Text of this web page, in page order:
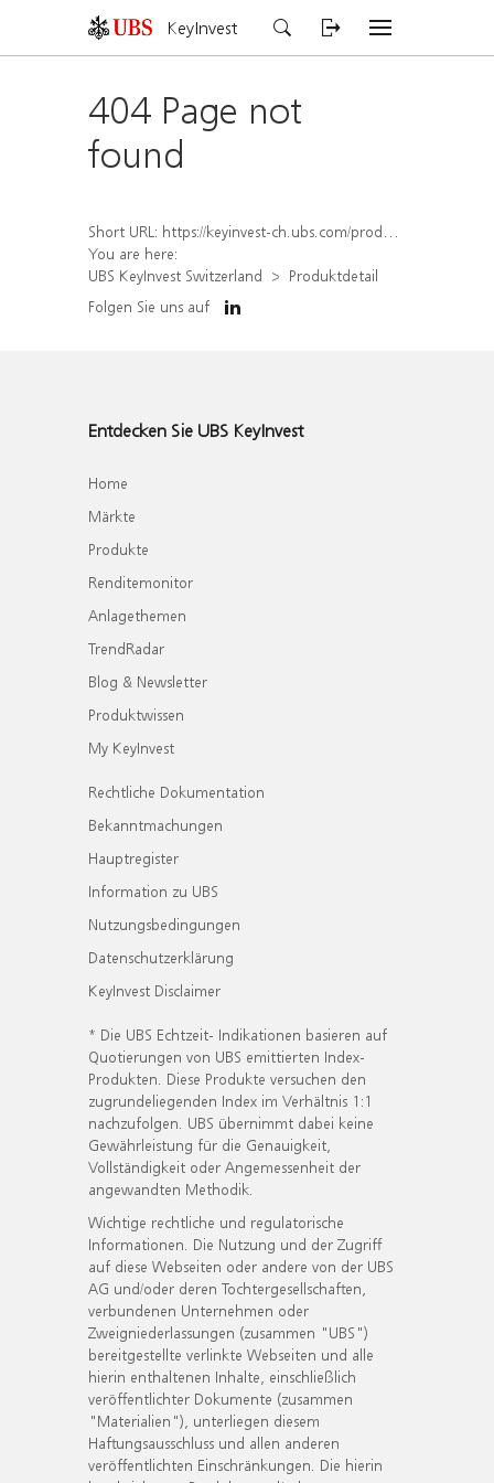
KeyInvest
404 Page not
found
Short URL: https://keyinvest-ch.ubs.com/produkt/detail/index/isin/CH1563489041
You are here:
UBS KeyInvest Switzerland
Produktdetail
Folgen Sie uns auf
Entdecken Sie UBS KeyInvest
Home
Märkte
Produkte
Renditemonitor
Anlagethemen
TrendRadar
Blog & Newsletter
Produktwissen
My KeyInvest
Rechtliche Dokumentation
Bekanntmachungen
Hauptregister
Information zu UBS
Nutzungsbedingungen
Datenschutzerklärung
KeyInvest Disclaimer
* Die UBS Echtzeit- Indikationen basieren auf
Quotierungen von UBS emittierten Index-
Produkten. Diese Produkte versuchen den
zugrundeliegenden Index im Verhältnis 1:1
nachzufolgen. UBS übernimmt dabei keine
Gewährleistung für die Genauigkeit,
Vollständigkeit oder Angemessenheit der
angewandten Methodik.
Wichtige rechtliche und regulatorische
Informationen. Die Nutzung und der Zugriff
auf diese Webseiten oder andere von der UBS
AG und/oder deren Tochtergesellschaften,
verbundenen Unternehmen oder
Zweigniederlassungen (zusammen "UBS")
bereitgestellte verlinkte Webseiten und alle
hierin enthaltenen Inhalte, einschließlich
veröffentlichter Dokumente (zusammen
"Materialien"), unterliegen diesem
Haftungsausschluss und allen anderen
veröffentlichten Einschränkungen. Die hierin